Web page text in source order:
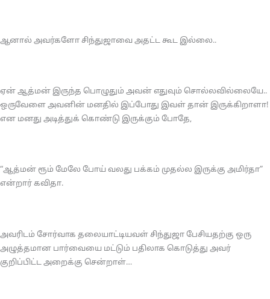
ஆனால் அவர்களோ சிந்துஜாவை அதட்ட கூட இல்லை..
ஏன் ஆத்மன் இருந்த பொழுதும் அவன் எதுவும் சொல்லவில்லையே..
ஒருவேளை அவனின் மனதில் இப்போது இவள் தான் இருக்கிறாளா!
என மனது அடித்துக் கொண்டு இருக்கும் போதே,
“ஆத்மன் ரூம் மேலே போய் வலது பக்கம் முதல்ல இருக்கு அமிர்தா”
என்றார் கவிதா.
அவரிடம் சோர்வாக தலையாட்டியவள் சிந்துஜா பேசியதற்கு ஒரு
அழுத்தமான பார்வையை மட்டும் பதிலாக கொடுத்து அவர்
குறிப்பிட்ட அறைக்கு சென்றாள்…